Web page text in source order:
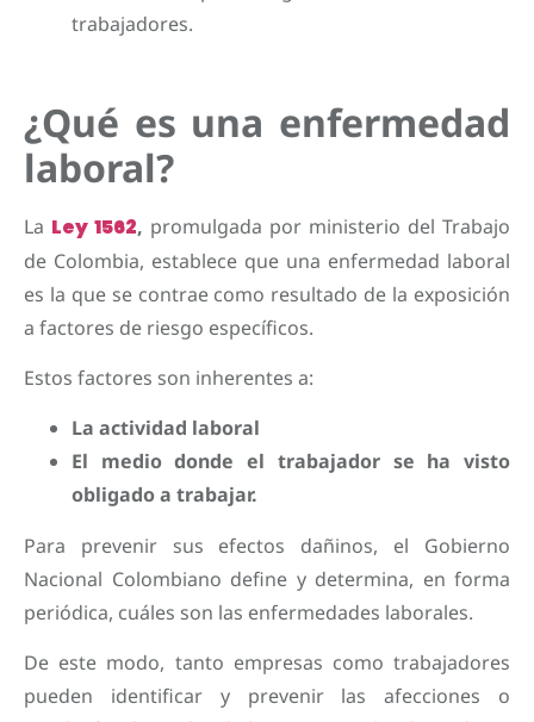
trabajadores.
¿Qué es una enfermedad
laboral?
La Ley 1562, promulgada por ministerio del Trabajo
de Colombia, establece que una enfermedad laboral
es la que se contrae como resultado de la exposición
a factores de riesgo específicos.
Estos factores son inherentes a:
La actividad laboral
El medio donde el trabajador se ha visto
obligado a trabajar.
Para prevenir sus efectos dañinos, el Gobierno
Nacional Colombiano define y determina, en forma
periódica, cuáles son las enfermedades laborales.
De este modo, tanto empresas como trabajadores
pueden identificar y prevenir las afecciones o